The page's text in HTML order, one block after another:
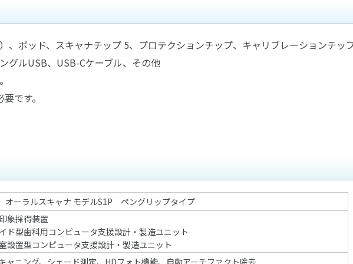
ポッド、スキャナチップ 5、プロテクションチップ、キャリブレーションチッ
グルUSB、USB-Cケーブル、その他
です。
ーラルスキャナ モデルS1P ペングリップタイプ
象採得装置
ド型歯科用コンピュータ支援設計・製造ユニット
設置型コンピュータ支援設計・製造ユニット
ャニング、シェード測定、HDフォト機能、自動アーチファクト除去